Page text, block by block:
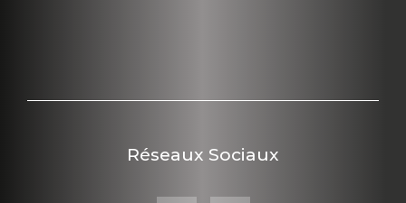
Réseaux Sociaux